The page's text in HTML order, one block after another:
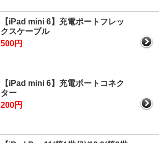
【iPad mini 6】充電ポートフレッ
クスケーブル
500円
【iPad mini 6】充電ポートコネク
ター
200円